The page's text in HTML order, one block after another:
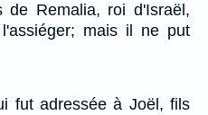
de Remalia, roi d'Israël,
mais il ne put
fut adressée à Joël, fils